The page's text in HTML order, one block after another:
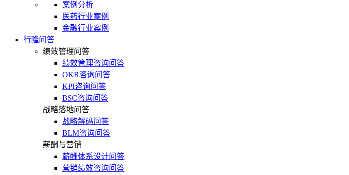
案例分析
医药行业案例
金融行业案例
行隆问答
绩效管理问答
绩效管理咨询问答
OKR咨询问答
KPI咨询问答
BSC咨询问答
战略落地问答
战略解码问答
BLM咨询问答
薪酬与营销
薪酬体系设计问答
营销绩效咨询问答